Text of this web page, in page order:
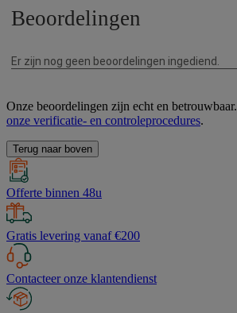
Onze beoordelingen zijn echt en betrouwbaar.
onze verificatie- en controleprocedures.
Terug naar boven
Offerte binnen 48u
Gratis levering vanaf €200
Contacteer onze klantendienst